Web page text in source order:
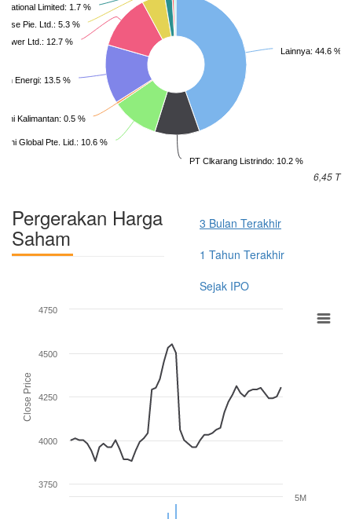
Lainnya: 44.6 %
PT Clkarang Listrindo: 10.2 %
Global Pte. Lid.: 10.6 %
Kalimantan: 0.5 %
Energi: 13.5 %
Ltd.: 12.7 %
Pie. Ltd.: 5.3 %
Limited: 1.7 %
6,45 T
Pergerakan Harga
Saham
3 Bulan Terakhir
1 Tahun Terakhir
Sejak IPO
Close Price
4000
3750
4250
4500
4750
5M